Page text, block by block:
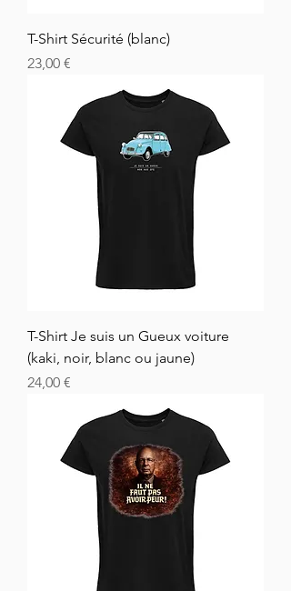
T-Shirt Sécurité (blanc)
Hinta
23,00 €
T-Shirt Je suis un Gueux voiture
(kaki, noir, blanc ou jaune)
Hinta
24,00 €